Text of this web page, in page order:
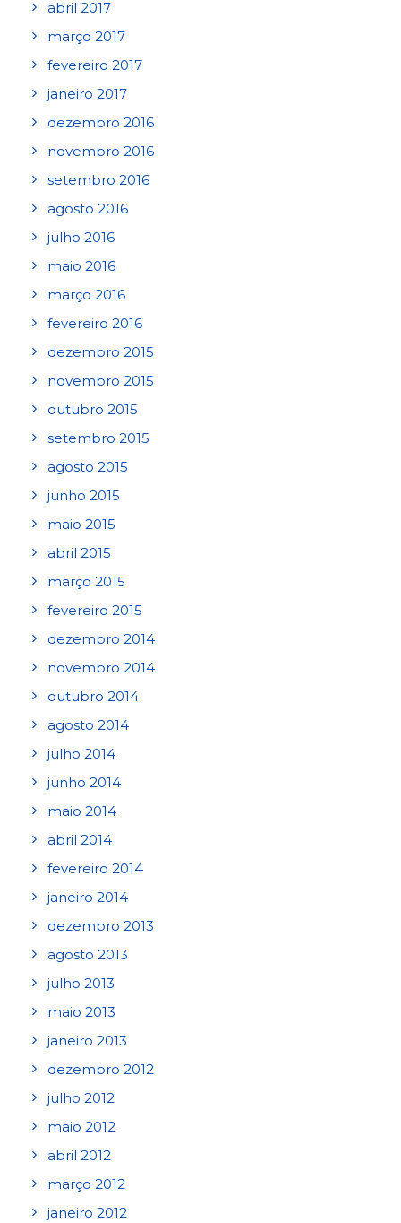
abril 2017
março 2017
fevereiro 2017
janeiro 2017
dezembro 2016
novembro 2016
setembro 2016
agosto 2016
julho 2016
maio 2016
março 2016
fevereiro 2016
dezembro 2015
novembro 2015
outubro 2015
setembro 2015
agosto 2015
junho 2015
maio 2015
abril 2015
março 2015
fevereiro 2015
dezembro 2014
novembro 2014
outubro 2014
agosto 2014
julho 2014
junho 2014
maio 2014
abril 2014
fevereiro 2014
janeiro 2014
dezembro 2013
agosto 2013
julho 2013
maio 2013
janeiro 2013
dezembro 2012
julho 2012
maio 2012
abril 2012
março 2012
janeiro 2012